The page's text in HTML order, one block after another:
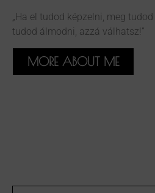
„Ha el tudod képzelni, meg
tudod álmodni, azzá válhatsz!”
MORE ABOUT ME